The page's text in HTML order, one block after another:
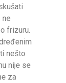
ne
frizuru.
nešto
nije se
za